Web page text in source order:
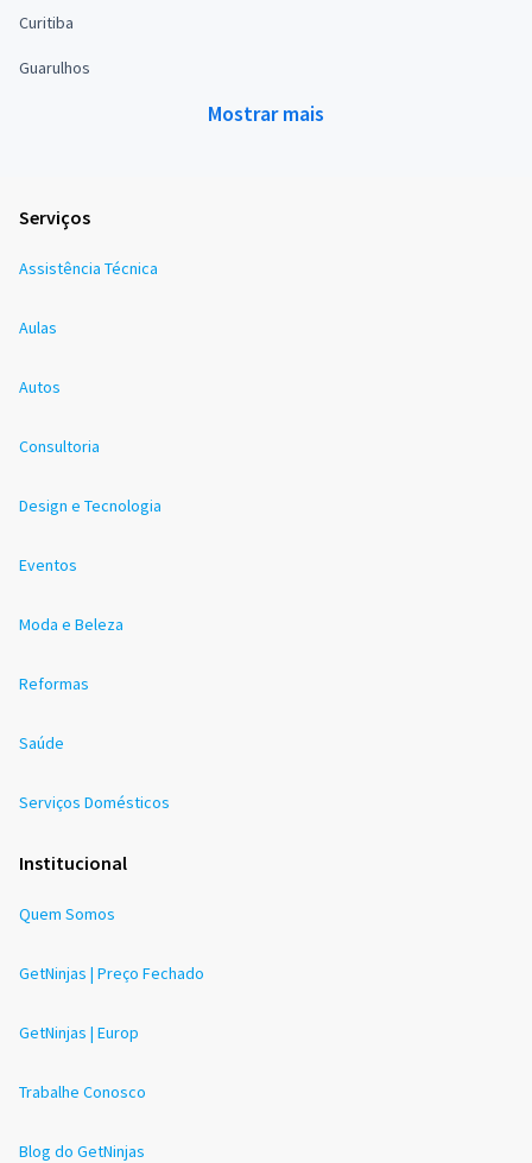
Curitiba
Guarulhos
Mostrar mais
Serviços
Assistência Técnica
Aulas
Autos
Consultoria
Design e Tecnologia
Eventos
Moda e Beleza
Reformas
Saúde
Serviços Domésticos
Institucional
Quem Somos
GetNinjas | Preço Fechado
GetNinjas | Europ
Trabalhe Conosco
Blog do GetNinjas